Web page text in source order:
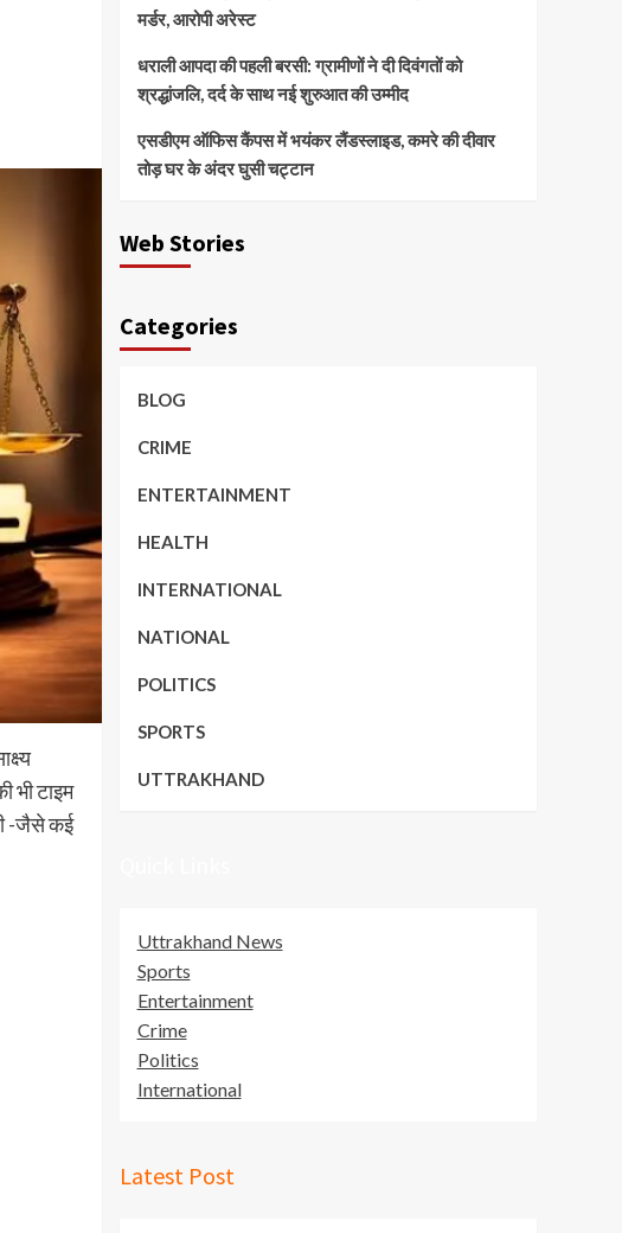
भी टाइम
-जैसे कई
मर्डर, आरोपी अरेस्ट
धराली आपदा की पहली बरसी: ग्रामीणों ने दी दिवंगतों को
श्रद्धांजलि, दर्द के साथ नई शुरुआत की उम्मीद
एसडीएम ऑफिस कैंपस में भयंकर लैंडस्लाइड, कमरे की दीवार
तोड़ घर के अंदर घुसी चट्टान
Web Stories
Categories
BLOG
CRIME
ENTERTAINMENT
HEALTH
INTERNATIONAL
NATIONAL
POLITICS
SPORTS
UTTRAKHAND
Uttrakhand News
Sports
Entertainment
Crime
Politics
International
Latest Post